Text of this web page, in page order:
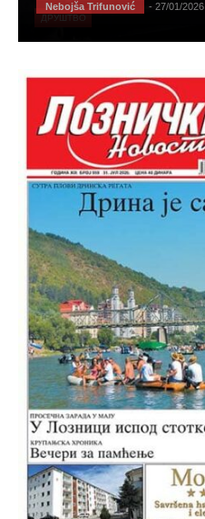
ДРУШТВО
Nebojša Trifunović - 27/01/2026